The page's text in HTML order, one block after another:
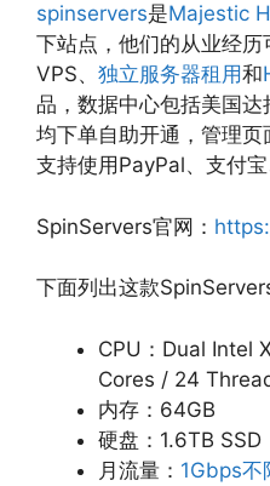
spinservers是Majestic
下站点，他们的从业经
VPS、 独立服务器租用和
品，数据中心包括美国
均下单自助开通，管理页
支持使用PayPal、支付宝
SpinServers官网：
下面列出这款
CPU：Dual Intel
Cores / 24
内存：64GB
硬盘：1.6TB SSD
月流量： 1Gbps不